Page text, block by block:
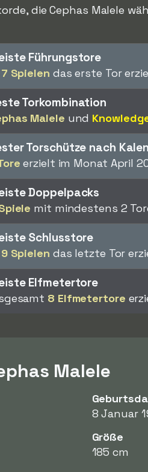
die Cephas Malele
Führungstore
7 Spielen das erste Tor
Torkombination
Malele und
Torschütze nach
erzielt im Monat April
Doppelpacks
mit mindestens 2
Schlusstore
9 Spielen das letzte Tor
Elfmetertore
8 Elfmetertore
Malele
8 Januar
Größe
185 cm